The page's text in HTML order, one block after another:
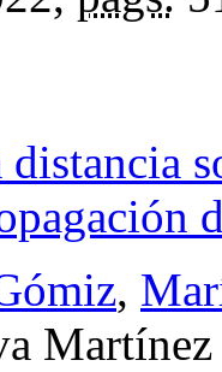
distancia
,
Martínez